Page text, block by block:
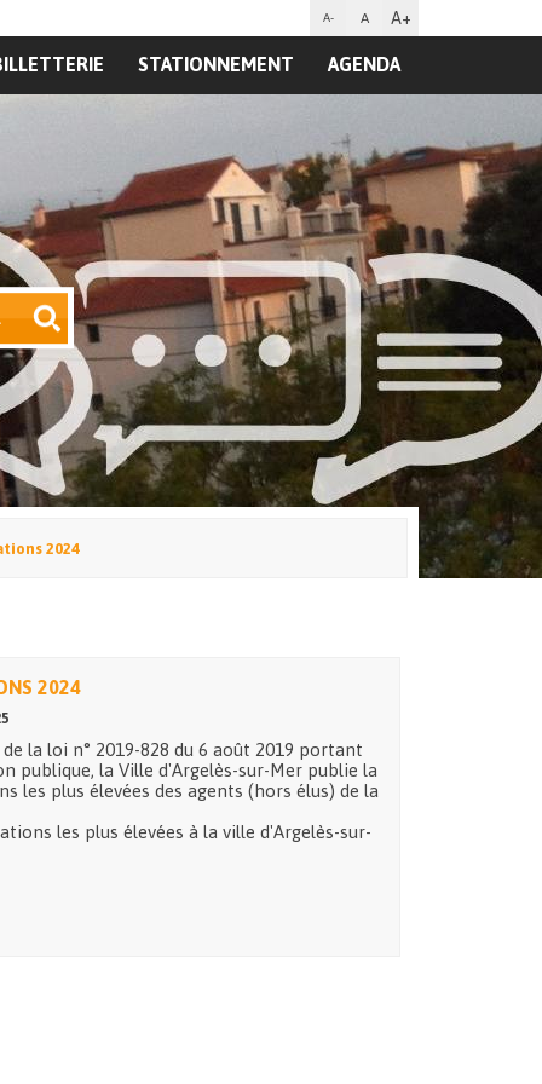
A- A A+
STATIONNEMENT AGENDA
2024
2024
la loi n° 2019-828 du 6 août 2019 portant
publique, la Ville d'Argelès-sur-Mer publie la
les plus élevées des agents (hors élus) de la
les plus élevées à la ville d'Argelès-sur-